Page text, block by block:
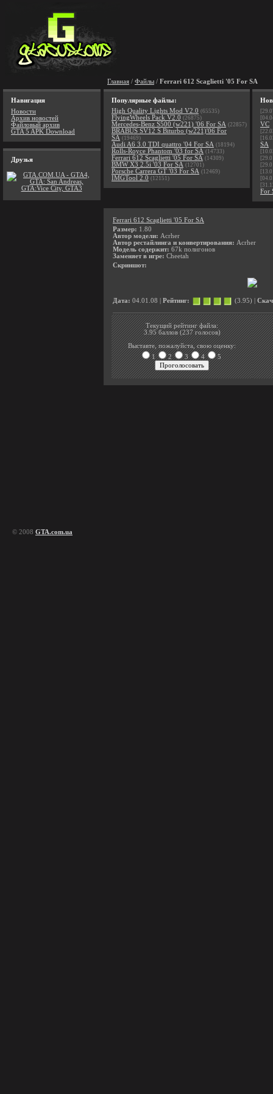
Главная / Файлы / Ferrari 612 Scaglietti '05 For SA
Навигация
Новости
Архив новостей
Файловый архив
GTA 5 APK Download
Друзья
Популярные файлы:
High Quality Lights Mod V2.0 (65535)
FlyingWheels Pack V2.0 (26875)
Mercedes-Benz S500 (w221) '06 For SA (22857)
BRABUS SV12 S Biturbo (w221)'06 For
SA (19469)
Audi A6 3.0 TDI quattro '04 For SA (18194)
Rolls-Royce Phantom '03 for SA (14733)
Ferrari 612 Scaglietti '05 For SA (14309)
BMW X3 2.5i '03 For SA (12701)
Porsche Carrera GT '03 For SA (12469)
IMGTool 2.0 (12151)
VC
SA
For
Ferrari 612 Scaglietti '05 For SA
Размер: 1.80
Автор модели: Acrher
Автор рестайлинга и конвертирования: Acrher
Модель содержит: 67k полигонов
Заменяет в игре: Cheetah
Скриншот:
Дата: 04.01.08 | Рейтинг: (3.95) |
Текущий рейтинг файла:
3.95 баллов (237 голосов)
Выставте, пожалуйста, свою оценку:
1
2 3 4 5
© 2008 GTA.com.ua